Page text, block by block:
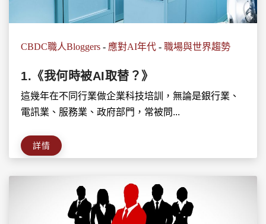
CBDC職人Bloggers - 應對AI年代 - 職場與世界趨勢
1.《我何時被AI取替？》
這幾年在不同行業做企業科技培訓，無論是銀行業、
電訊業、服務業、政府部門，常被問...
詳情